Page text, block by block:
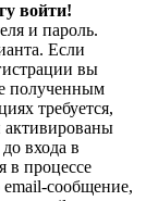
войти!
и пароль.
Если
вы
полученным
требуется,
активированы
входа в
в процессе
сообщение,